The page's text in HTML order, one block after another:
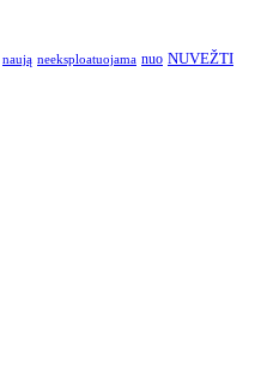
naują neeksploatuojama nuo NUVEŽTI